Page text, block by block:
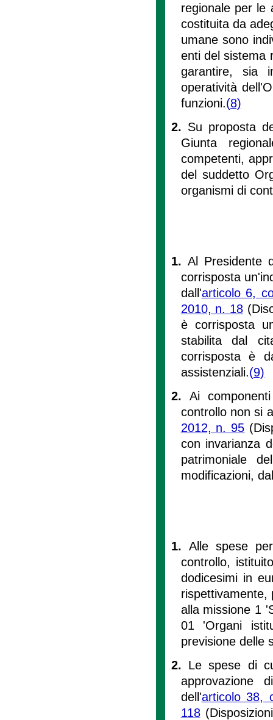
regionale per le
costituita da
umane sono
enti del sistema
garantire, sia
operatività
funzioni.(8)
2. Su proposta
Giunta
competenti,
del suddetto
organismi di
1.Al Presidente
corrisposta
dall'articolo 6,
2010, n. 18
è corrisposta
stabilita dal
corrisposta è
assistenziali.(9)
2.Ai
controllo non si
2012, n. 95
con invarianza
patrimoniale
modificazioni,
1. Alle spese
controllo,
dodicesimi in
rispettivamente,
alla missione 1
01 'Organi
previsione delle
2. Le spese di
approvazione
dell'articolo 38,
118